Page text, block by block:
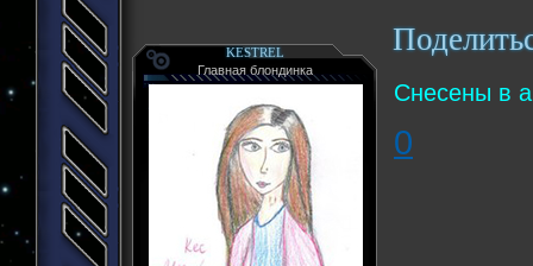
KESTREL
Главная блондинка
Снесены в
0